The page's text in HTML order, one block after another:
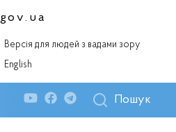
gov.ua
Версія для людей з вадами зору
English
Пошук